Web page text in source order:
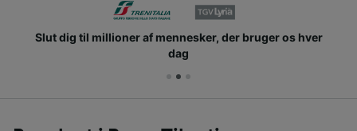
Slut dig til millioner af mennesker, der bruger os hver
dag